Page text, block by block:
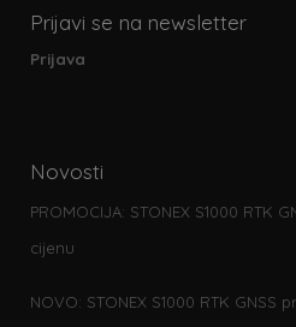
Prijavi se na newsletter
Prijava
Novosti
PROMOCIJA: STONEX S1000 RTK
cijenu
NOVO: STONEX S1000 RTK GNSS